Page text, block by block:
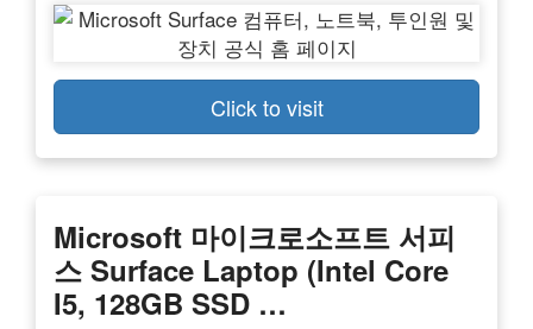
Click to visit
Microsoft 마이크로소프트 서피
스 Surface Laptop (Intel Core
I5, 128GB SSD …